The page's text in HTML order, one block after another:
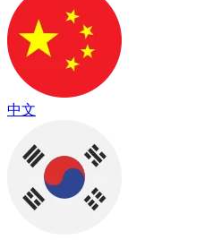
中文